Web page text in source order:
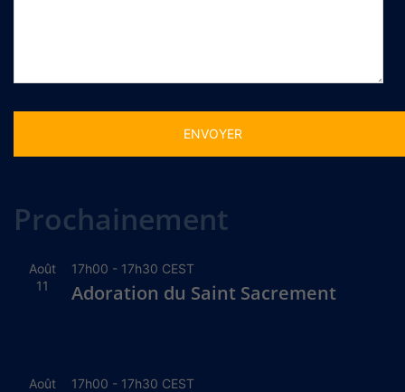
Prochainement
Août
11
17h00 - 17h30 CEST
Adoration du Saint Sacrement
Août
17h00 - 17h30 CEST